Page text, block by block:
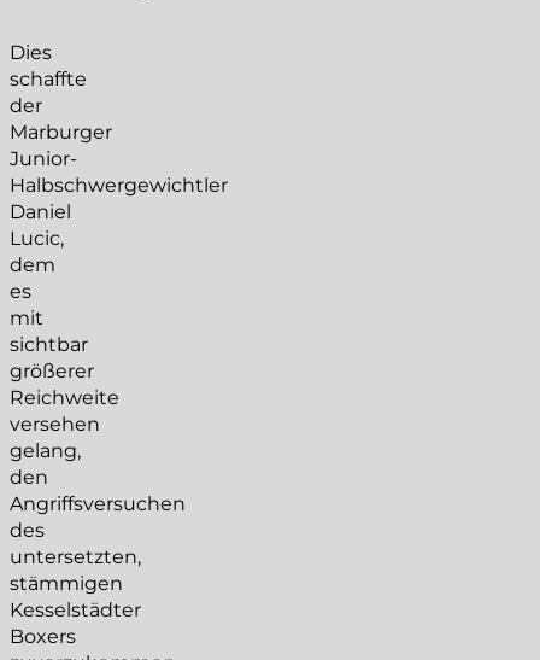
Dies
schaffte
der
Marburger
Junior-
Halbschwergewichtler
Daniel
Lucic,
dem
es
mit
sichtbar
größerer
Reichweite
versehen
gelang,
den
Angriffsversuchen
des
untersetzten,
stämmigen
Kesselstädter
Boxers